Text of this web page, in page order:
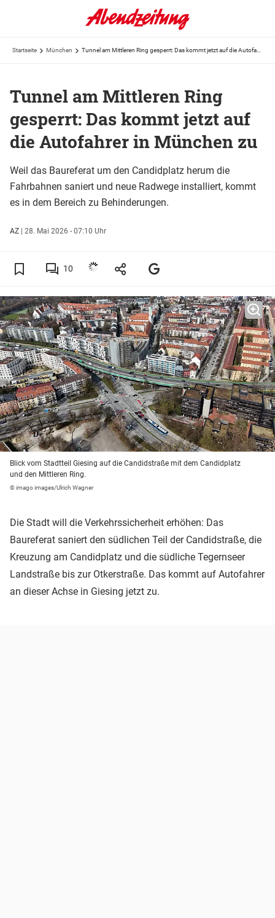
Startseite München
Tunnel am Mittleren Ring
gesperrt: Das kommt jetzt auf
die Autofahrer in München zu
Weil das Baureferat um den Candidplatz herum die
Fahrbahnen saniert und neue Radwege installiert, kommt
es in dem Bereich zu Behinderungen.
AZ | 28. Mai 2026 - 07:10 Uhr
10
Blick vom Stadtteil Giesing auf die Candidstraße mit dem Candidplatz
und den Mittleren Ring.
© imago images/Ulrich Wagner
Die Stadt will die Verkehrssicherheit erhöhen: Das
Baureferat saniert den südlichen Teil der Candidstraße, die
Kreuzung am Candidplatz und die südliche Tegernseer
Landstraße bis zur Otkerstraße. Das kommt auf Autofahrer
an dieser Achse in Giesing jetzt zu.